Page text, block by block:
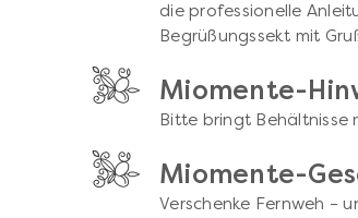
die professionelle
Begrüßungssekt mit
Miomente-
Bitte bringt Behältnisse
Miomente-
Verschenke Fernweh –